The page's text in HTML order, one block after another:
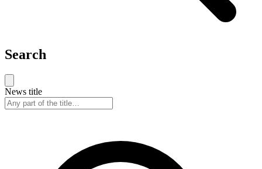
Search
News title